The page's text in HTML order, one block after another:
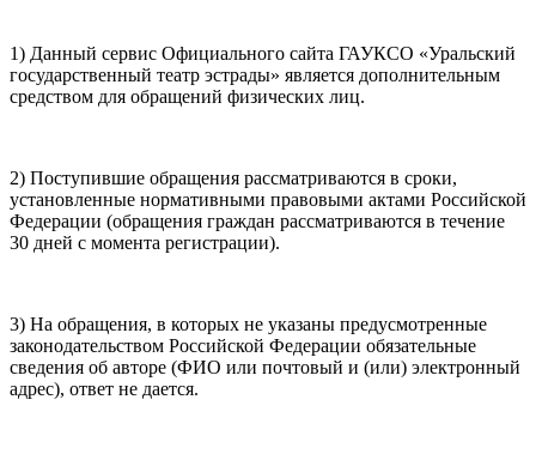
Банковская карта
карта
правила возвратабилетов, а такжеправила посещения
театра.
Я ознакомлен(-а) сПолитикой ГАУКСО
«УГТЭ» в отношении обработки персональных данных
(политикой конфиденциальности)
своё согласие на обработку своих персональных данных
покупаю билет(-ы) для лиц, соответсвующих возрастной
категории мероприятия.
Подтвердить
1) Данный сервис Официального сайта ГАУКСО «Уральский
государственный театр эстрады» является дополнительным
средством для обращений физических лиц.
2) Поступившие обращения рассматриваются в сроки,
установленные нормативными правовыми актами Российской
Федерации (обращения граждан рассматриваются в течение
30 дней с момента регистрации).
3) На обращения, в которых не указаны предусмотренные
законодательством Российской Федерации обязательные
сведения об авторе (ФИО или почтовый и (или) электронный
адрес), ответ не дается.